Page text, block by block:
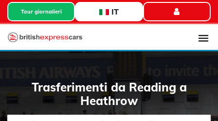
Tour giornalieri IT
Trasferimenti da Reading a
Heathrow